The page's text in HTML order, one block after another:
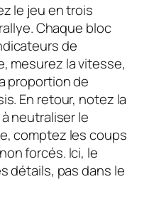
le jeu en trois
Chaque bloc
de
mesurez la vitesse,
proportion de
En retour, notez la
neutraliser le
comptez les coups
forcés. Ici, le
détails, pas dans le